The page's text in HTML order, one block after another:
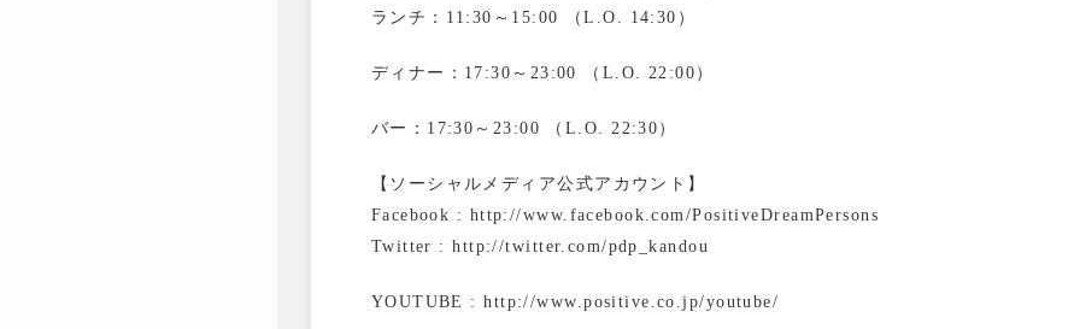
ランチ：11:30～15:00 （L.O. 14:30）
ディナー：17:30～23:00 （L.O. 22:00）
バー：17:30～23:00 （L.O. 22:30）
【ソーシャルメディア公式アカウント】
Facebook : http://www.facebook.com/PositiveDreamPersons
Twitter : http://twitter.com/pdp_kandou
YOUTUBE : http://www.positive.co.jp/youtube/